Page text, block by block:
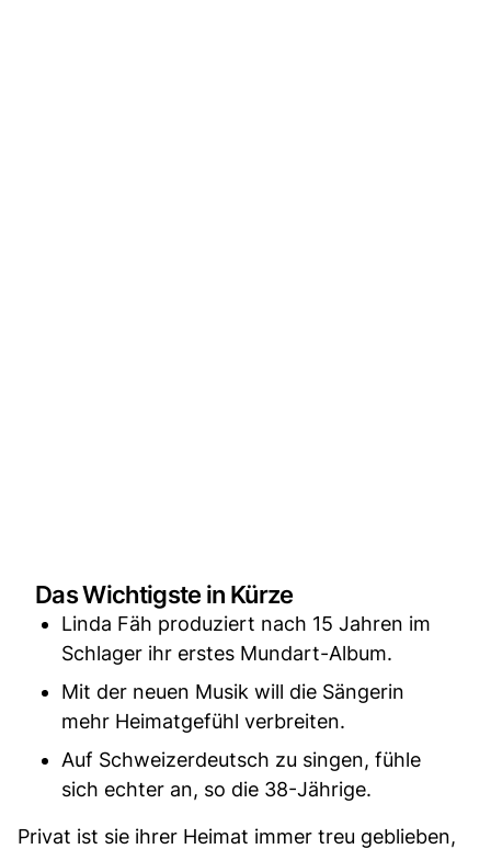
Das Wichtigste in Kürze
Linda Fäh produziert nach 15 Jahren im
Schlager ihr erstes Mundart-Album.
Mit der neuen Musik will die Sängerin
mehr Heimatgefühl verbreiten.
Auf Schweizerdeutsch zu singen, fühle
sich echter an, so die 38-Jährige.
Privat ist sie ihrer Heimat immer treu geblieben,